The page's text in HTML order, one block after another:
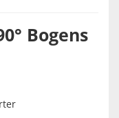
Bogens